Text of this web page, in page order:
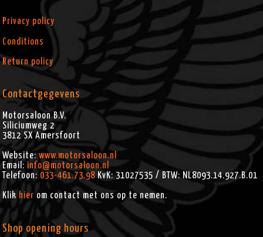
Privacy policy
Conditions
Return policy
Contactgegevens
Motorsaloon B.V.
Siliciumweg 2
3812 SX Amersfoort
Website:www.motorsaloon.nl
Email: info@motorsaloon.nl
Telefoon: 033-461.73.98 KvK: 31027535 / BTW: NL8093.14.927.B.01
Klik hier om contact met ons op te nemen.
Shop opening hours